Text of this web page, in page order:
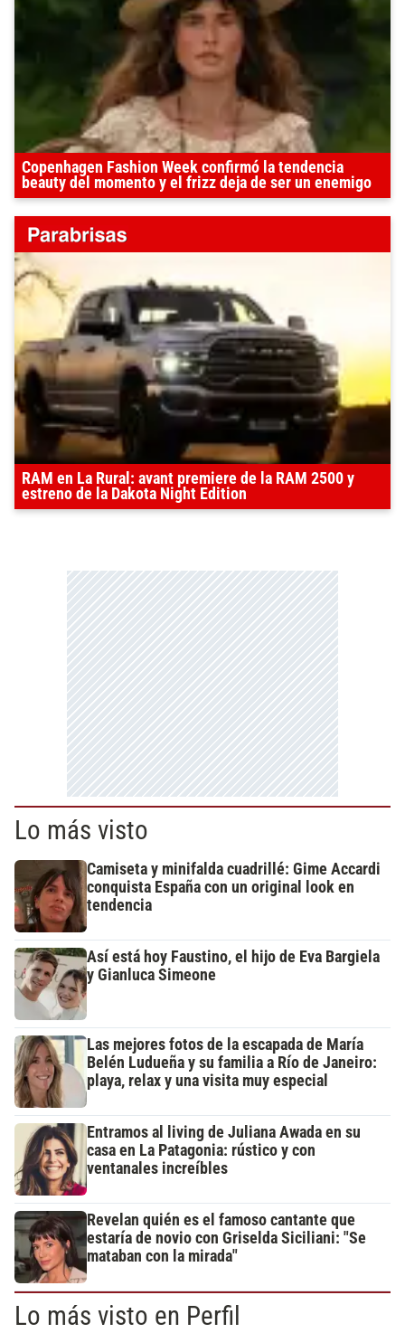
Copenhagen Fashion Week confirmó la tendencia
beauty del momento y el frizz deja de ser un enemigo
RAM en La Rural: avant premiere de la RAM 2500 y
estreno de la Dakota Night Edition
Lo más visto
Camiseta y minifalda cuadrillé: Gime Accardi
conquista España con un original look en
tendencia
Así está hoy Faustino, el hijo de Eva Bargiela
y Gianluca Simeone
Las mejores fotos de la escapada de María
Belén Ludueña y su familia a Río de Janeiro:
playa, relax y una visita muy especial
Entramos al living de Juliana Awada en su
casa en La Patagonia: rústico y con
ventanales increíbles
Revelan quién es el famoso cantante que
estaría de novio con Griselda Siciliani: "Se
mataban con la mirada"
Lo más visto en Perfil